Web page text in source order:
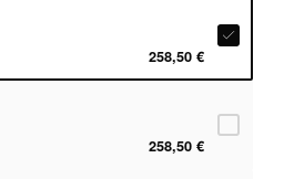
258,50 €
258,50 €